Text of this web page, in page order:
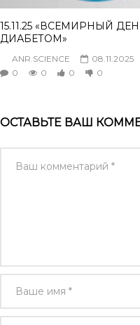
15.11.25 «ВСЕМИРНЫЙ
ДИАБЕТОМ»
ANR.SCIENCE
08.11.2025
0
0 0 0
ОСТАВЬТЕ ВАШ